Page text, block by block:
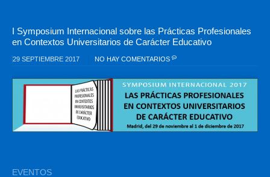
I Symposium Internacional sobre las Prácticas Profesionales
en Contextos Universitarios de Carácter Educativo
29 SEPTIEMBRE 2017 NO HAY COMENTARIOS
EVENTOS